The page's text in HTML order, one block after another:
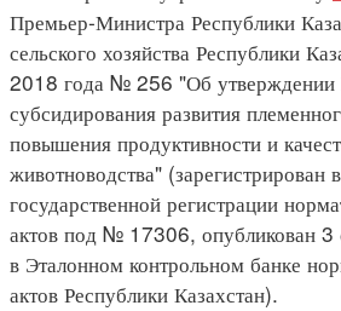
Премьер-Министра Республики
сельского хозяйства Республики
2018 года № 256 "Об утверждении
субсидирования развития
повышения продуктивности и
животноводства" (зарегистрирован
государственной регистрации
актов под № 17306, опубликован 3
в Эталонном контрольном банке
актов Республики Казахстан).